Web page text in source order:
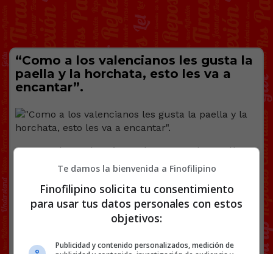
“Como a los valencianos les gusta la
paella y la horchata, esto les va a
encantar”.
Como a los valencianos les gusta la paella y
la horchata, esto les va a encantar
— Prendente1 (@prendente1)
April 12, 2024
Ver vídeo en X
Facebook
Twitter
WhatsApp
Gmail
Copy
Te damos la bienvenida a Finofilipino
Finofilipino solicita tu consentimiento
para usar tus datos personales con estos
objetivos:
Publicidad y contenido personalizados, medición de